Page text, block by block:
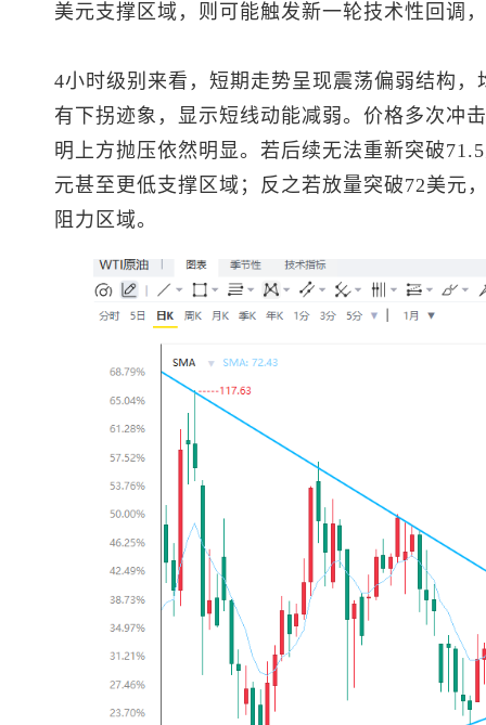
美元支撑区域，则可能触发新一轮技术性回调
4小时级别来看，短期走势呈现震荡偏弱结构
有下拐迹象，显示短线动能减弱。价格多次冲
明上方抛压依然明显。若后续无法重新突破
元甚至更低支撑区域；反之若放量突破72美元
阻力区域。